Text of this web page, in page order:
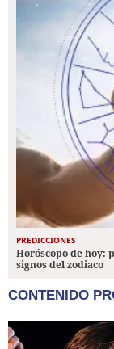
PREDICCIONES
Horóscopo de hoy:
signos del zodiaco
CONTENIDO